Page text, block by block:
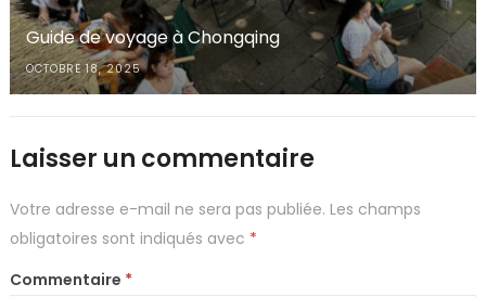
Guide de voyage à Chongqing
OCTOBRE 18, 2025
Laisser un commentaire
Votre adresse e-mail ne sera pas publiée. Les champs
obligatoires sont indiqués avec *
Commentaire *